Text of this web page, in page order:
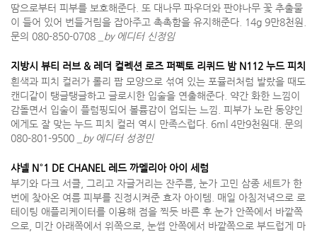
땀으로부터 피부를 보호해준다. 또 대나무 파우더와 판야나무 꽃 추출물
이 들어 있어 번들거림을 잡아주고 촉촉함을 유지해준다. 14g 9만8천원.
문의 080-850-0708 _by 에디터 신정임
지방시 뷰티 러브 & 레더 컬렉션 로즈 퍼펙토 리퀴드 밤 N112 누드 피치
흰색과 피치 컬러가 롤리 팝 모양으로 섞여 있는 포뮬러처럼 발랐을 때도
캔디같이 탱글탱글하고 글로시한 입술을 연출해준다. 약간 화한 느낌이
감돌면서 입술이 플럼핑되어 볼륨감이 업되는 느낌. 피부가 노란 동양인
에게도 잘 맞는 누드 피치 컬러 역시 만족스럽다. 6ml 4만9천원대. 문의
080-801-9500 _by 에디터 성정민
샤넬 N°1 DE CHANEL 레드 까멜리아 아이 세럼
부기와 다크 서클, 그리고 자글거리는 잔주름, 눈가 고민 삼종 세트가 한
번에 찾아온 여름 피부를 진정시켜준 효자 아이템. 매일 아침저녁으로 로
테이팅 애플리케이터를 이용해 점을 찍듯 바른 후 눈가 안쪽에서 바깥쪽
으로, 미간 아래쪽에서 위쪽으로, 눈썹 안쪽에서 바깥쪽으로 부드럽게 마